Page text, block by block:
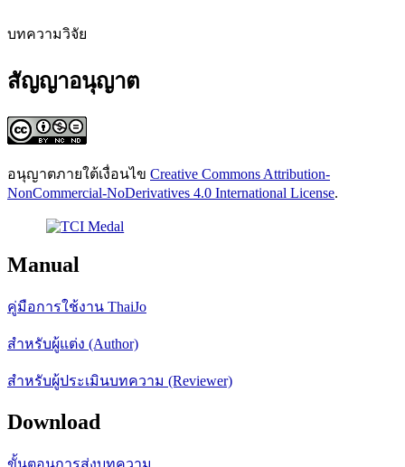
บทความวิจัย
สัญญาอนุญาต
อนุญาตภายใต้เงื่อนไข Creative Commons Attribution-
NonCommercial-NoDerivatives 4.0 International License.
Manual
คู่มือการใช้งาน ThaiJo
สำหรับผู้แต่ง (Author)
สำหรับผู้ประเมินบทความ (Reviewer)
Download
ขั้นตอนการส่งบทความ